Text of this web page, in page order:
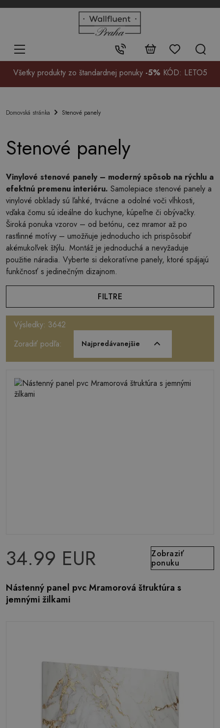
Kontakt:
+48
99
Všetky produkty zo štandardnej ponuky -5% KÓD: LETO5
Domovská stránka Stenové panely
Stenové panely
Vinylové stenové panely – moderný spôsob na rýchlu a
efektnú premenu interiéru. Samolepiace stenové panely a
vinylové obklady sú ľahké, trvácne a odolné voči vlhkosti,
vďaka čomu sú ideálne do kuchyne, kúpeľne či obývačky.
Široká ponuka vzorov – od betónu, cez mramor až po
rastlinné motívy – umožňuje jednoducho ich prispôsobiť
akémukoľvek štýlu. Montáž je jednoduchá a nevyžaduje
použitie náradia. Vyberte si dekoratívne panely, ktoré spájajú
funkčnosť s jedinečným dizajnom.
FILTRE
Výsledky: 3642
Zoradiť podľa:
Najpredávanejšie
34.99 EUR
Zobraziť
ponuku
Nástenný panel pvc Mramorová štruktúra s
jemnými žilkami